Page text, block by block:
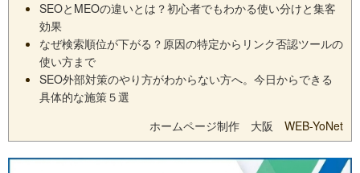
SEOとMEOの違いとは？初心者でもわかる使い分けと集客
効果
なぜ検索順位が下がる？原因の特定からリンク否認ツールの
使い方まで
SEO外部対策のやり方がわからない方へ。今日からできる
具体的な施策５選
ホームページ制作 大阪 WEB-YoNet